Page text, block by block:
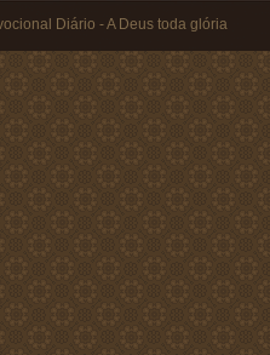
Diário - A Deus toda glória